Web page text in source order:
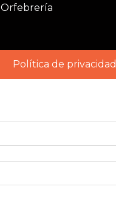
Orfebrería
Política de privacidad